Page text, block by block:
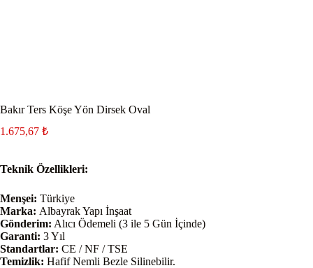
Bakır Ters Köşe Yön Dirsek Oval
1.675,67 ₺
Teknik Özellikleri:
Menşei: Türkiye
Marka: Albayrak Yapı İnşaat
Gönderim: Alıcı Ödemeli (3 ile 5 Gün İçinde)
Garanti: 3 Yıl
Standartlar: CE / NF / TSE
Temizlik: Hafif Nemli Bezle Silinebilir.